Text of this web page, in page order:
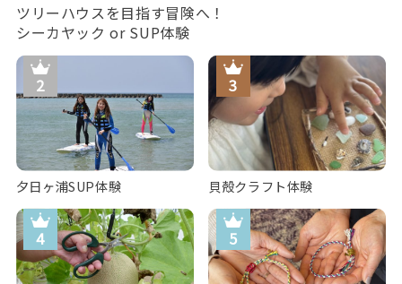
ツリーハウスを目指す冒険へ！
シーカヤック or SUP体験
夕日ヶ浦SUP体験 貝殻クラフト体験